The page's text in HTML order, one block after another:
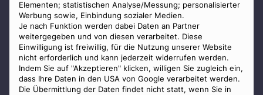
Elementen; statistischen Analyse/Messung; personalisierter
Werbung sowie, Einbindung sozialer Medien.
Je nach Funktion werden dabei Daten an Partner
weitergegeben und von diesen verarbeitet. Diese
Einwilligung ist freiwillig, für die Nutzung unserer Website
nicht erforderlich und kann jederzeit widerrufen werden.
Indem Sie auf "Akzeptieren" klicken, willigen Sie zugleich ein,
dass Ihre Daten in den USA von Google verarbeitet werden.
Die Übermittlung der Daten findet nicht statt, wenn Sie in
Datenschutz
Widerrufsbelehrung
Zahlungsmöglichkeiten